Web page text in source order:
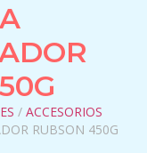
/ ACCESORIOS
RUBSON 450G